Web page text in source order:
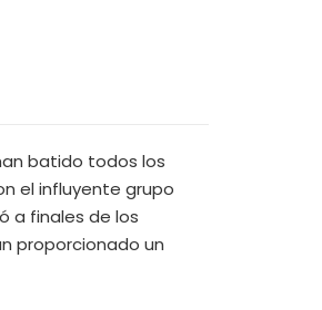
batido todos los
el influyente grupo
a finales de los
proporcionado un